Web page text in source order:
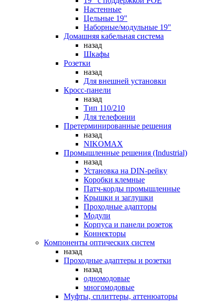
Настенные
Цельные 19"
Наборные/модульные 19"
Домашняя кабельная система
назад
Шкафы
Розетки
назад
Для внешней установки
Кросс-панели
назад
Тип 110/210
Для телефонии
Претерминированные решения
назад
NIKOMAX
Промышленные решения (Industrial)
назад
Установка на DIN-рейку
Коробки клемные
Патч-корды промышленные
Крышки и заглушки
Проходные адапторы
Модули
Корпуса и панели розеток
Коннекторы
Компоненты оптических систем
назад
Проходные адаптеры и розетки
назад
одномодовые
многомодовые
Муфты, сплиттеры, аттенюаторы